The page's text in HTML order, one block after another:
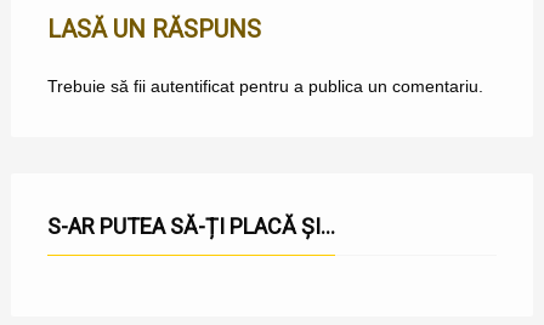
LASĂ UN RĂSPUNS
Trebuie să fii autentificatpentru a publica un comentariu.
S-AR PUTEA SĂ-ȚI PLACĂ ȘI...